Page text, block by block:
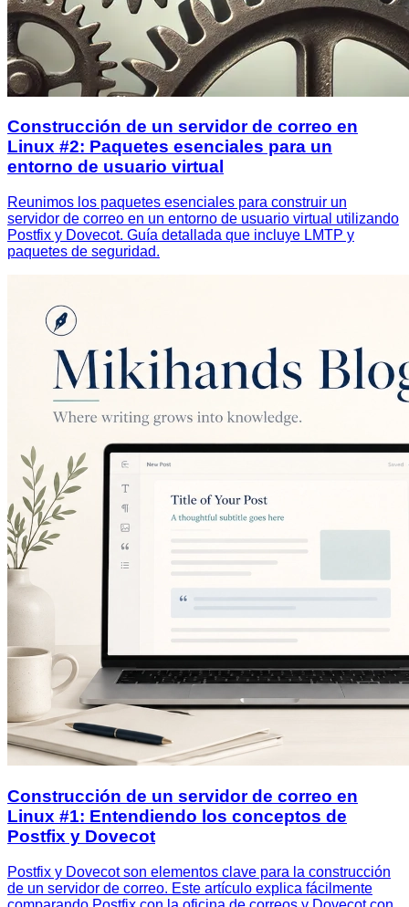
Construcción de un servidor de correo en
Linux #2: Paquetes esenciales para un
entorno de usuario virtual
Reunimos los paquetes esenciales para construir un
servidor de correo en un entorno de usuario virtual utilizando
Postfix y Dovecot. Guía detallada que incluye LMTP y
paquetes de seguridad.
Construcción de un servidor de correo en
Linux #1: Entendiendo los conceptos de
Postfix y Dovecot
Postfix y Dovecot son elementos clave para la construcción
de un servidor de correo. Este artículo explica fácilmente